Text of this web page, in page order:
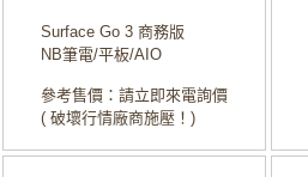
Surface Go 3 商務版
NB筆電/平板/AIO
參考售價：請立即來電詢價
( 破壞行情廠商施壓！)